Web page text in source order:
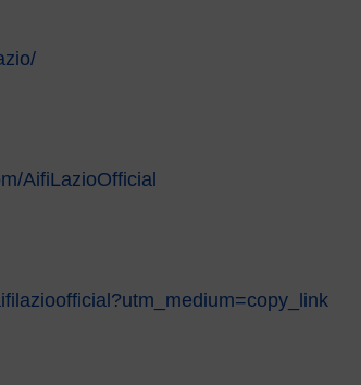
AifiLazioOfficial